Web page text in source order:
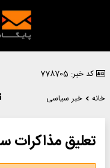
کد خبر: 778705
خانه
خبر سیاسی
تعلیق مذاکرات